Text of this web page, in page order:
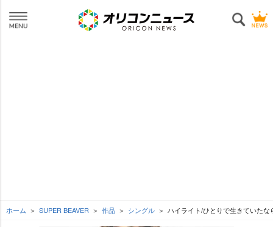
ホーム SUPER BEAVER 作品 シングル ハイライト/ひとりで生きていた